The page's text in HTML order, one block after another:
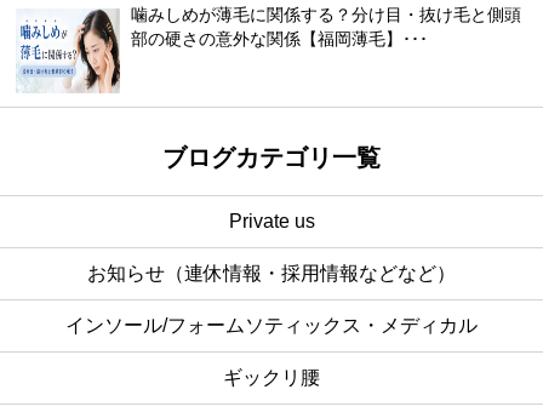
噛みしめが薄毛に関係する？分け目・抜け毛と側頭
部の硬さの意外な関係【福岡薄毛】･･･
ブログカテゴリ一覧
Private us
お知らせ（連休情報・採用情報などなど）
インソール/フォームソティックス・メディカル
ギックリ腰